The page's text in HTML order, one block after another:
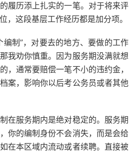
履历添上扎实的一笔。对于将来评
，这段基层工作经历都是加分项。
编制”，对要去的地方、要做的工作
我劝你慎重。因为服务期没满就想
，通常要赔偿一笔不小的违约金，
案，影响你以后考公务员或者其他
在服务期内是绝对稳定的。服务期
你的编制身份不会消失，而是会给
在本区域内流动或者续聘。直接被